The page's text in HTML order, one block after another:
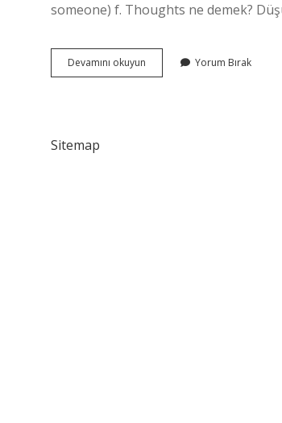
someone) f. Thoughts ne demek?
Devamını okuyun Ingilizce
Düşün
Yorum Bırak
Sitemap